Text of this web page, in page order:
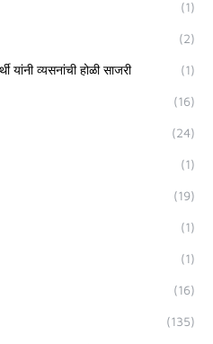
(1)
(2)
यांनी व्यसनांची होळी साजरी (1)
(16)
(24)
(1)
(19)
(1)
(1)
(16)
(135)